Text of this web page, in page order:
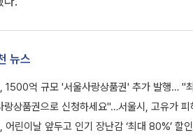
뉴스
1500억 규모 '서울사랑상품권' 추가 발행… "
랑상품권으로 신청하세요"…서울시, 고유가
어린이날 앞두고 인기 장난감 ‘최대 80%’ 할인